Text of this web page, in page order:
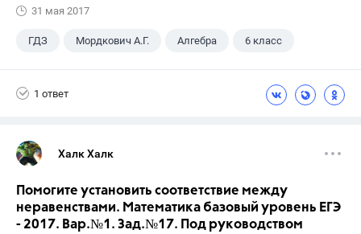
31 мая 2017
ГДЗ Мордкович А.Г. Алгебра 6 класс
1 ответ
Халк Халк
Помогите установить соответствие между
неравенствами. Математика базовый уровень ЕГЭ
- 2017. Вар.№1. Зад.№17. Под руководством